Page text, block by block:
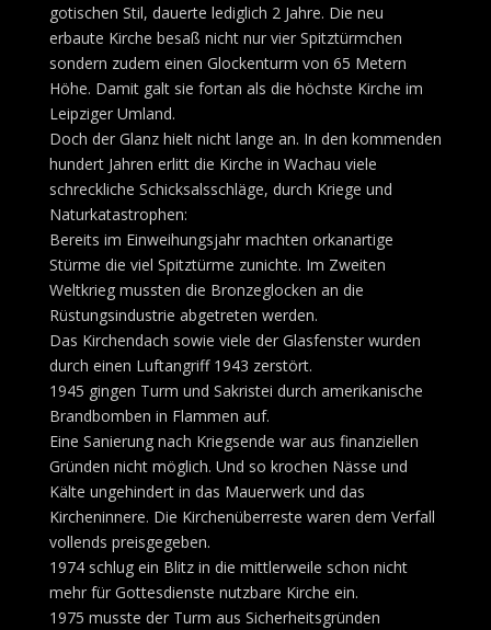
gotischen Stil, dauerte lediglich 2 Jahre. Die neu
erbaute Kirche besaß nicht nur vier Spitztürmchen
sondern zudem einen Glockenturm von 65 Metern
Höhe. Damit galt sie fortan als die höchste Kirche im
Leipziger Umland.
Doch der Glanz hielt nicht lange an. In den kommenden
hundert Jahren erlitt die Kirche in Wachau viele
schreckliche Schicksalsschläge, durch Kriege und
Naturkatastrophen:
Bereits im Einweihungsjahr machten orkanartige
Stürme die viel Spitztürme zunichte. Im Zweiten
Weltkrieg mussten die Bronzeglocken an die
Rüstungsindustrie abgetreten werden.
Das Kirchendach sowie viele der Glasfenster wurden
durch einen Luftangriff 1943 zerstört.
1945 gingen Turm und Sakristei durch amerikanische
Brandbomben in Flammen auf.
Eine Sanierung nach Kriegsende war aus finanziellen
Gründen nicht möglich. Und so krochen Nässe und
Kälte ungehindert in das Mauerwerk und das
Kircheninnere. Die Kirchenüberreste waren dem Verfall
vollends preisgegeben.
1974 schlug ein Blitz in die mittlerweile schon nicht
mehr für Gottesdienste nutzbare Kirche ein.
1975 musste der Turm aus Sicherheitsgründen